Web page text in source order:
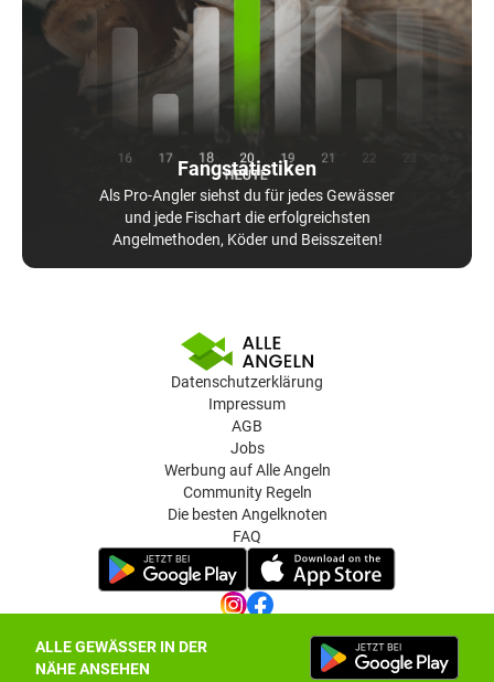
ALLE GEWÄSSER IN DER
NÄHE ANSEHEN
Fangstatistiken
Als Pro-Angler siehst du für jedes Gewässer
und jede Fischart die erfolgreichsten
Angelmethoden, Köder und Beisszeiten!
Datenschutzerklärung
Impressum
AGB
Jobs
Werbung auf Alle Angeln
Community Regeln
Die besten Angelknoten
FAQ
Datenschutz-Einstellungen